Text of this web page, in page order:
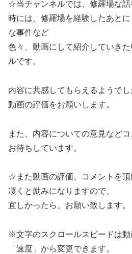
☆当チャンネルでは、修羅場な話
時には、修羅場を経験したあと
な事件など
色々、動画にして紹介していき
ルです。
内容に共感してもらえるようでし
動画の評価をお願いします。
また、内容についての意見などコ
お待ちしています。
☆また動画の評価、コメントを頂
凄くと励みになりますので、
宜しかったら、お願い致します。
※文字のスクロールスピードは
「速度」から変更できます。